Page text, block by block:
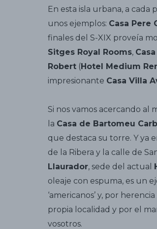
En esta isla urbana, a cada
unos ejemplos: Casa Pere
finales del S-XIX proveía
Sitges Royal Rooms,
Robert (Hotel Medium
impresionante Casa Villa
Si nos vamos acercando al
la Casa de Bartomeu
que destaca su torre. Y ya
de la Ribera y la calle de
Llaurador, sede del actual
oleaje con espuma, es un
‘americanos’ y, por
propia localidad y por el
vosotros.